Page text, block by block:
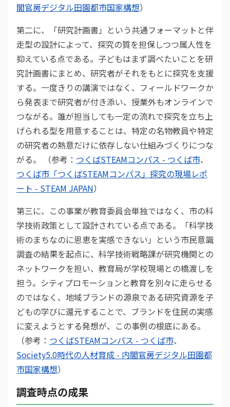
閣官房デジタル田園都市国家構想）
第二に、「研究計画書」という共通フォーマットと伴
走型の設計によって、探究の質を担保しつつ属人性を
抑えている点である。子どもはまず調べたいことを研
究計画書にまとめ、研究者がそれをもとに探究を支援
する。一度きりの講演ではなく、フィールドワークか
ら発表まで研究者が付き添い、授業外もオンラインで
つながる。誰が担当しても一定の流れで探究を立ち上
げられる型を用意することは、特定の名物教員や特定
の研究者の熱意だけに依存しない仕組みづくりにつな
がる。 （参考： つくばSTEAMコンパス - つくば市、
つくば市「つくばSTEAMコンパス」探究の現場レポ
ート - STEAM JAPAN）
第三に、この事業が教育委員会単独ではなく、市の科
学技術政策として設計されている点である。「科学技
術のまちなのに恩恵を実感できない」という市民意識
調査の結果を起点に、科学技術戦略課が研究機関との
ネットワークを担い、教育局が学校現場との橋渡しを
担う。シティプロモーションと教育を別々に走らせる
のではなく、地域ブランドの源泉である研究資源を子
どもの学びに還元することで、ブランドを住民の実感
に変えようとする発想が、この事例の根底にある。
（参考： つくばSTEAMコンパス - つくば市、
Society5.0時代の人材育成 - 内閣官房デジタル田園都
市国家構想）
調査時点の成果